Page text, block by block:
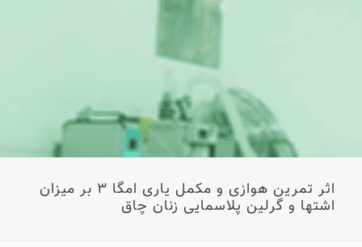
اثر تمرین هوازی و مکمل یاری امگا ۳ بر میزان
اشتها و گرلین پلاسمایی زنان چاق